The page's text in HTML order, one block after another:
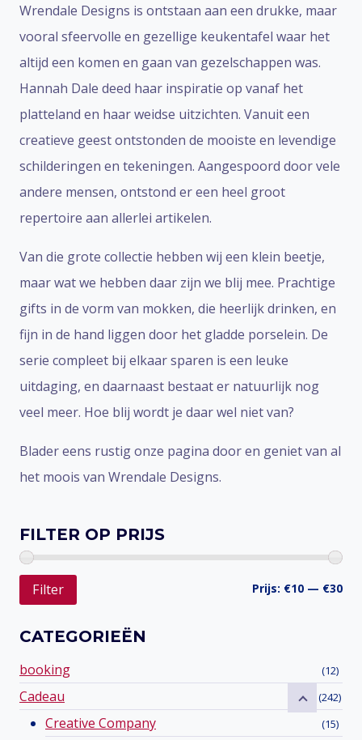
Wrendale Designs is ontstaan aan een drukke, maar
vooral sfeervolle en gezellige keukentafel waar het
altijd een komen en gaan van gezelschappen was.
Hannah Dale deed haar inspiratie op vanaf het
platteland en haar weidse uitzichten. Vanuit een
creatieve geest ontstonden de mooiste en levendige
schilderingen en tekeningen. Aangespoord door vele
andere mensen, ontstond er een heel groot
repertoire aan allerlei artikelen.
Van die grote collectie hebben wij een klein beetje,
maar wat we hebben daar zijn we blij mee. Prachtige
gifts in de vorm van mokken, die heerlijk drinken, en
fijn in de hand liggen door het gladde porselein. De
serie compleet bij elkaar sparen is een leuke
uitdaging, en daarnaast bestaat er natuurlijk nog
veel meer. Hoe blij wordt je daar wel niet van?
Blader eens rustig onze pagina door en geniet van al
het moois van Wrendale Designs.
FILTER OP PRIJS
Filter Prijs: €10 — €30
CATEGORIEËN
booking (12)
Cadeau (242)
Creative Company (15)